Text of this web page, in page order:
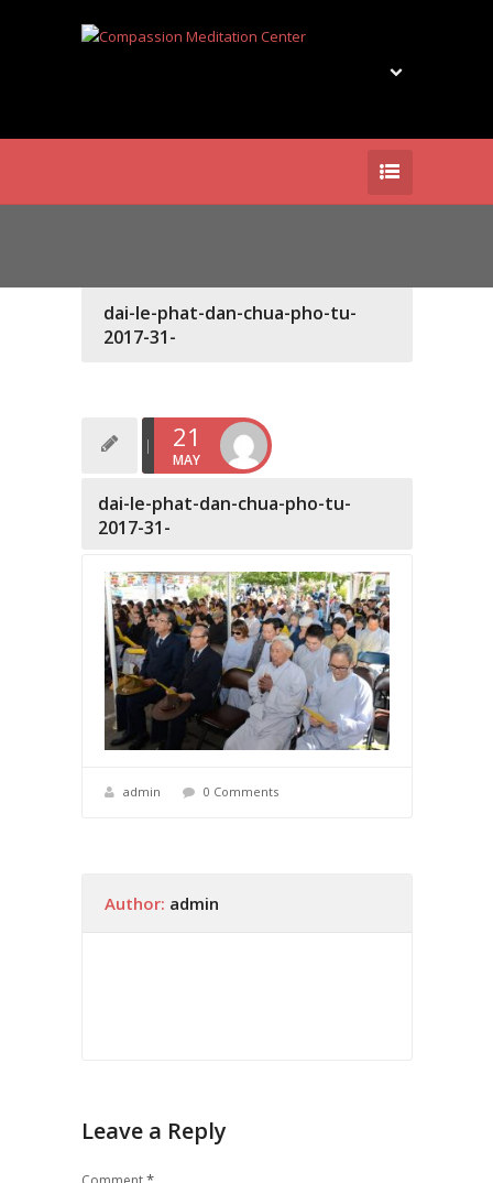
dai-le-phat-dan-chua-pho-tu-
2017-31-
21
MAY
dai-le-phat-dan-chua-pho-tu-
2017-31-
admin 0 Comments
Author: admin
Leave a Reply